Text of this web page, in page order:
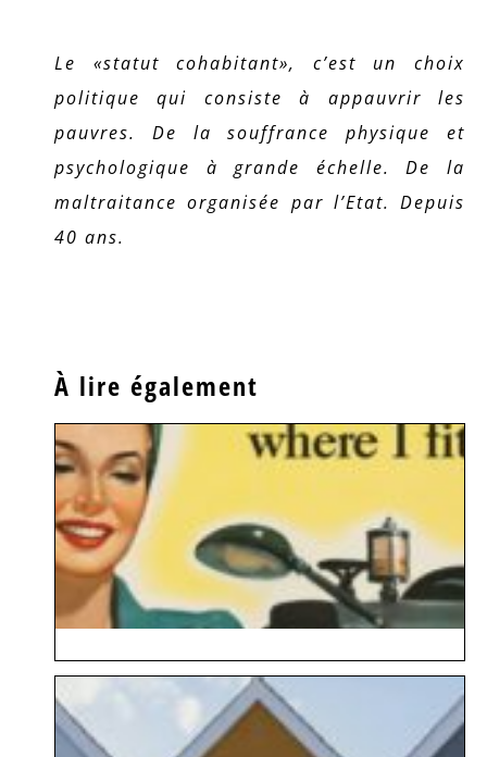
Le «statut cohabitant», c’est un choix
politique qui consiste à appauvrir les
pauvres. De la souffrance physique et
psychologique à grande échelle. De la
maltraitance organisée par l’Etat. Depuis
40 ans.
À lire également